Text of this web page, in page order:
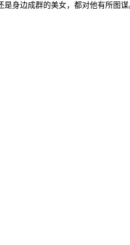
身边成群的美女，都对他有所图